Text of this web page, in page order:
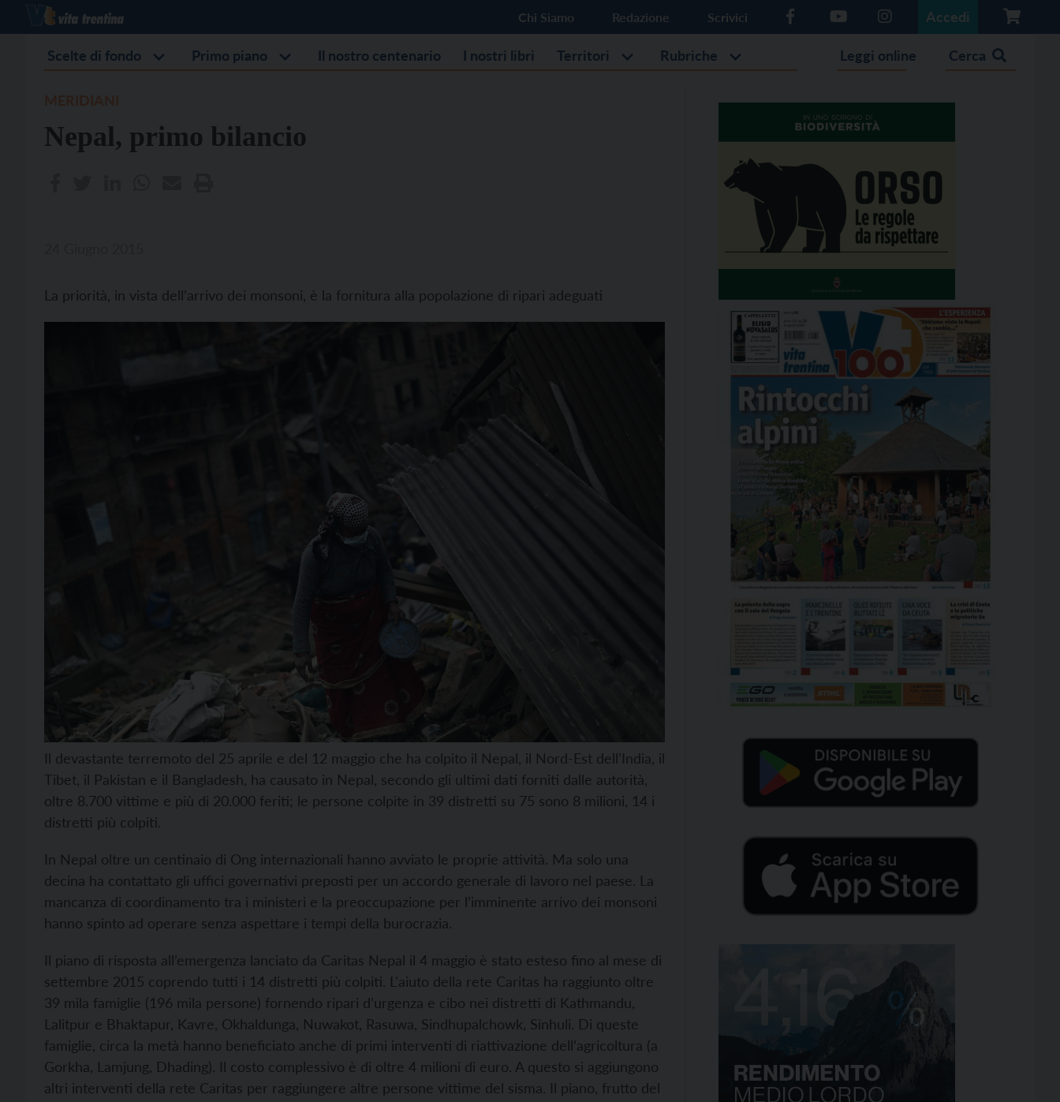
Chi Siamo Redazione Scrivici Accedi
Scelte di fondo Primo piano Il nostro centenario I nostri libri Territori Rubriche Leggi online Cerca
Nepal, primo bilancio
La priorità, in vista dell’arrivo dei monsoni, è la fornitura alla popolazione di ripari adeguati
Il devastante terremoto del 25 aprile e del 12 maggio che ha colpito il Nepal, il Nord-Est dell’India, il
Tibet, il Pakistan e il Bangladesh, ha causato in Nepal, secondo gli ultimi dati forniti dalle autorità,
oltre 8.700 vittime e più di 20.000 feriti; le persone colpite in 39 distretti su 75 sono 8 milioni, 14 i
distretti più colpiti.
In Nepal oltre un centinaio di Ong internazionali hanno avviato le proprie attività. Ma solo una
decina ha contattato gli uffici governativi preposti per un accordo generale di lavoro nel paese. La
mancanza di coordinamento tra i ministeri e la preoccupazione per l’imminente arrivo dei monsoni
hanno spinto ad operare senza aspettare i tempi della burocrazia.
Il piano di risposta all’emergenza lanciato da Caritas Nepal il 4 maggio è stato esteso fino al mese di
settembre 2015 coprendo tutti i 14 distretti più colpiti. L'aiuto della rete Caritas ha raggiunto oltre
39 mila famiglie (196 mila persone) fornendo ripari d’urgenza e cibo nei distretti di Kathmandu,
Lalitpur e Bhaktapur, Kavre, Okhaldunga, Nuwakot, Rasuwa, Sindhupalchowk, Sinhuli. Di queste
famiglie, circa la metà hanno beneficiato anche di primi interventi di riattivazione dell’agricoltura (a
Gorkha, Lamjung, Dhading). Il costo complessivo è di oltre 4 milioni di euro. A questo si aggiungono
altri interventi della rete Caritas per raggiungere altre persone vittime del sisma. Il piano, frutto del